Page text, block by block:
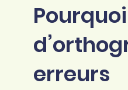
Éducation
Organismes de
formation
professionnel
Animer une
Aider ses enfants
d’orthographe
Syntaxe
Toutes nos fiches
erreurs